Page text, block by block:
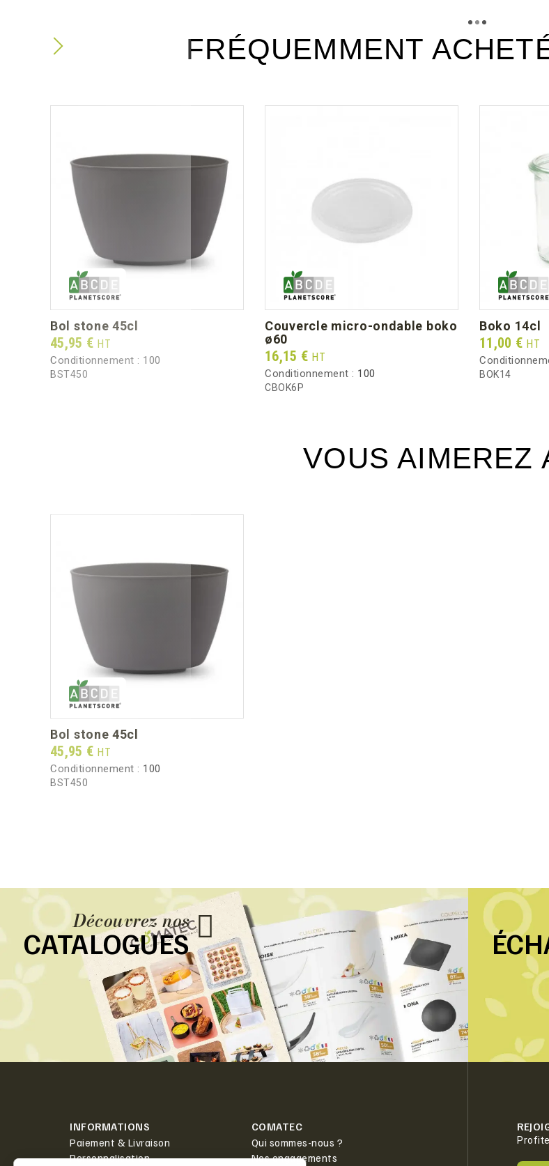
FRÉQUEMMENT
bol stone 45cl
Prix
45,95 € HT
Conditionnement : 100
BST450
couvercle micro-ondable boko
ø60
Prix
16,15 € HT
Conditionnement : 100
CBOK6P
boko 14cl
Prix
11,00 € HT
BOK14
VOUS AIMEREZ
bol stone 45cl
Prix
45,95 € HT
Conditionnement : 100
BST450
Découvrez nos
CATALOGUES
INFORMATIONS
Paiement & Livraison
Personnalisation
COMATEC
Qui sommes-nous ?
Nos engagements